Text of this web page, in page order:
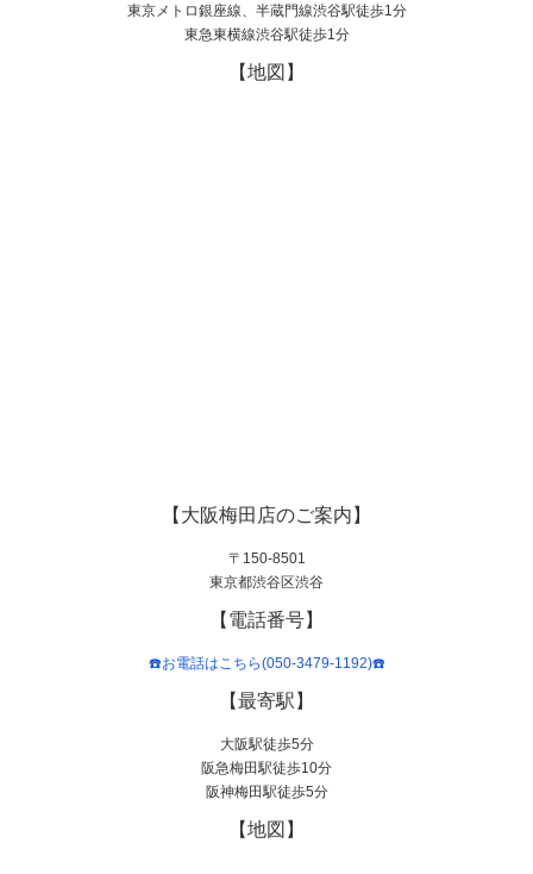
東京メトロ銀座線、半蔵門線渋谷駅徒歩1分
東急東横線渋谷駅徒歩1分
【地図】
【大阪梅田店のご案内】
〒150-8501
東京都渋谷区渋谷
【電話番号】
☎️お電話はこちら(050-3479-1192)☎️
【最寄駅】
大阪駅徒歩5分
阪急梅田駅徒歩10分
阪神梅田駅徒歩5分
【地図】